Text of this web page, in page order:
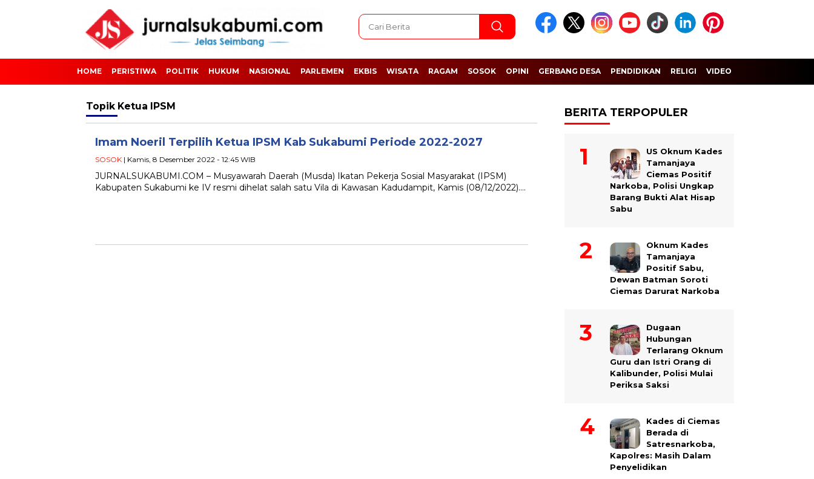
HOME PERISTIWA POLITIK HUKUM NASIONAL PARLEMEN EKBIS WISATA RAGAM SOSOK OPINI GERBANG DESA PENDIDIKAN RELIGI VIDEO
Topik Ketua IPSM
Imam Noeril Terpilih Ketua IPSM Kab Sukabumi Periode 2022-2027
SOSOK | Kamis, 8 Desember 2022 - 12:45 WIB
JURNALSUKABUMI.COM – Musyawarah Daerah (Musda) Ikatan Pekerja Sosial Masyarakat (IPSM)
Kabupaten Sukabumi ke IV resmi dihelat salah satu Vila di Kawasan Kadudampit, Kamis (08/12/2022)….
BERITA TERPOPULER
US Oknum Kades
Tamanjaya
Ciemas Positif
Narkoba, Polisi Ungkap
Barang Bukti Alat Hisap
Sabu
Oknum Kades
Tamanjaya
Positif Sabu,
Dewan Batman Soroti
Ciemas Darurat Narkoba
Dugaan
Hubungan
Terlarang Oknum
Guru dan Istri Orang di
Kalibunder, Polisi Mulai
Periksa Saksi
Kades di Ciemas
Berada di
Satresnarkoba,
Kapolres: Masih Dalam
Penyelidikan